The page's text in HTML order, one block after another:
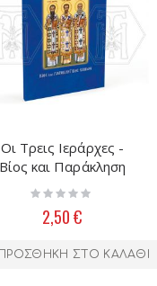
Οι Τρεις Ιεράρχες -
Βίος και Παράκληση
Rating:
2,50 €
ΠΡΟΣΘΉΚΗ ΣΤΟ ΚΑΛΆΘΙ